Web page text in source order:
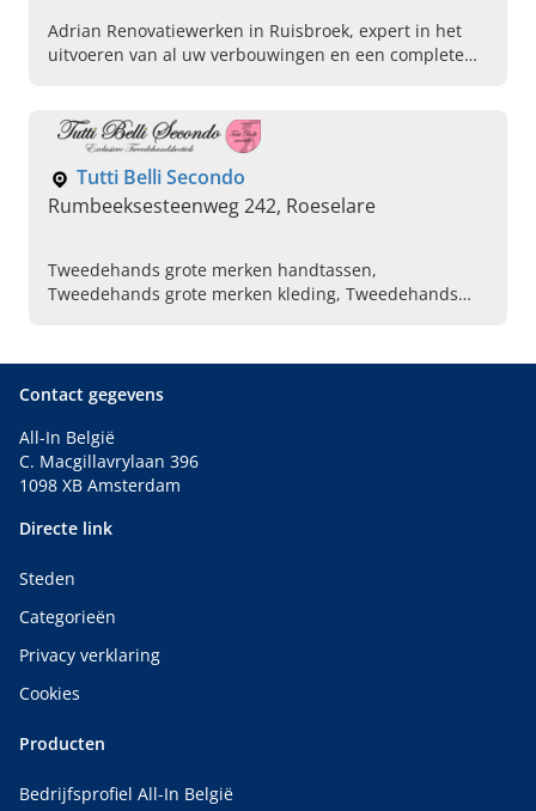
Adrian Renovatiewerken in Ruisbroek, expert in het
uitvoeren van al uw verbouwingen en een complete
Tutti Belli Secondo
Rumbeeksesteenweg 242, Roeselare
Tweedehands grote merken handtassen,
Tweedehands grote merken kleding, Tweedehands
Vuitton, Kleding Michael Kors, Handtassen Gucci,
Handtassen Chanel
Contact gegevens
All-In België
C. Macgillavrylaan 396
1098 XB Amsterdam
Directe link
Steden
Categorieën
Privacy verklaring
Cookies
Producten
Bedrijfsprofiel All-In België